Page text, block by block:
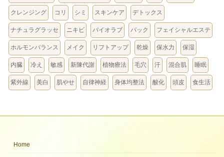
クレンジング コリ シミ スキンケア デトックス
ナチュラグラッセ ニキビ バイオラブ パック フェイシャルエステ
ホルモンバランス メイク リフトアップ 乾燥 保水力 保湿
内臓 冷え 敏感 新陳代謝 植物療法 毛穴 汗 混合肌 睡眠
紫外線 美白 肌やせ 自律神経 身体均整法 酸化 頭皮 食生活
Home